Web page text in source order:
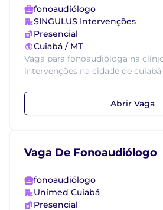
fonoaudiólogo
SINGULUS Intervenções
Presencial
Cuiabá / MT
Vaga para fonoaudióloga na
intervenções na cidade de
Abrir Vaga
Vaga De Fonoaudiólogo
fonoaudiólogo
Unimed Cuiabá
Presencial